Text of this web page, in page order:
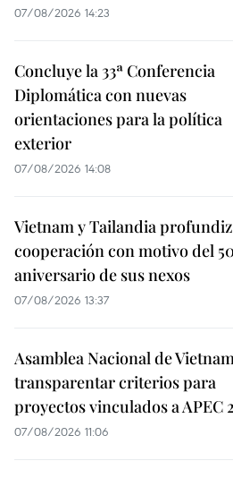
07/08/2026 14:23
Concluye la 33ª Conferencia
Diplomática con nuevas
orientaciones para la política
exterior
07/08/2026 14:08
Vietnam y Tailandia
cooperación con motivo del
aniversario de sus nexos
07/08/2026 13:37
Asamblea Nacional de
transparentar criterios para
proyectos vinculados a APEC
07/08/2026 11:06